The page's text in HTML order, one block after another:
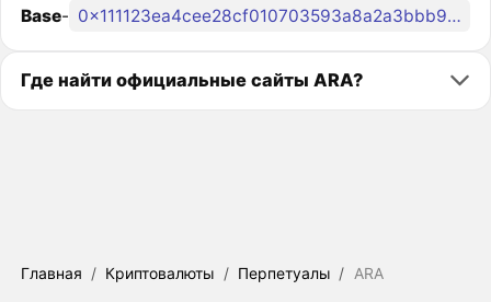
Base- 0x111123ea4cee28cf010703593a8a2a3bbb91756c
Где найти официальные сайты ARA?
Главная / Криптовалюты / Перпетуалы / ARA